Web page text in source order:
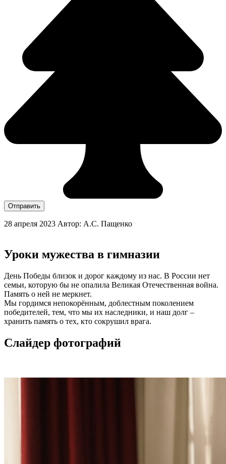
Отправить
28 апреля 2023 Автор: А.С. Пащенко
Уроки мужества в гимназии
День Победы близок и дорог каждому из нас. В России нет
семьи, которую бы не опалила Великая Отечественная война.
Память о ней не меркнет.
Мы гордимся непокорённым, доблестным поколением
победителей, тем, что мы их наследники, и наш долг –
хранить память о тех, кто сокрушил врага.
Слайдер фотографий